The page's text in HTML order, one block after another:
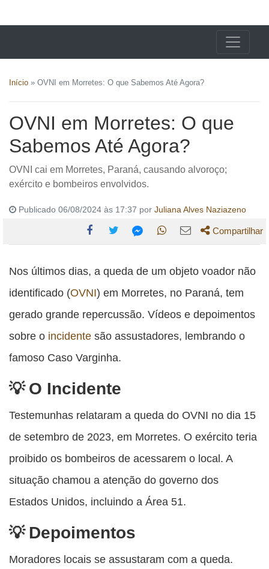
Início » OVNI em Morretes: O que Sabemos Até Agora?
OVNI em Morretes: O que
Sabemos Até Agora?
OVNI cai em Morretes, Paraná, causando alvoroço;
exército e bombeiros envolvidos.
Publicado 06/08/2024 às 17:37 por Juliana Alves Naziazeno
esta
publicação
Facebook
esta
publicação
esta
publicação
com
esta
publicação
WhatsApp
esta
publicação
Email
Compartilhar
Nos últimos dias, a queda de um objeto voador não
identificado (OVNI) em Morretes, no Paraná, tem
gerado grande repercussão. Vídeos e depoimentos
sobre o incidente são assustadores, lembrando o
famoso Caso Varginha.
O Incidente
Testemunhas relataram a queda do OVNI no dia 15
de setembro de 2023, em Morretes. O exército teria
proibido os bombeiros de acessarem o local. A
situação chamou a atenção do governo dos
Estados Unidos, incluindo a Área 51.
Depoimentos
Moradores locais se assustaram com a queda.